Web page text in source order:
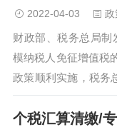
2022-04-03 政
财政部、税务总局
模纳税人免征增值税
政策顺利实施，税务
明确…
个税汇算清缴/